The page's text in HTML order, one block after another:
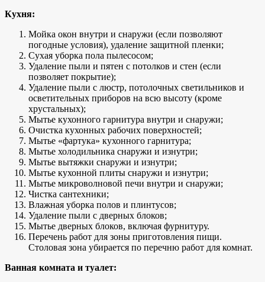
Кухня:
Мойка окон внутри и снаружи (если позволяют
погодные условия), удаление защитной пленки;
Сухая уборка пола пылесосом;
Удаление пыли и пятен с потолков и стен (если
позволяет покрытие);
Удаление пыли с люстр, потолочных светильников и
осветительных приборов на всю высоту (кроме
хрустальных);
Мытье кухонного гарнитура внутри и снаружи;
Очистка кухонных рабочих поверхностей;
Мытье «фартука» кухонного гарнитура;
Мытье холодильника снаружи и изнутри;
Мытье вытяжки снаружи и изнутри;
Мытье кухонной плиты снаружи и изнутри;
Мытье микроволновой печи внутри и снаружи;
Чистка сантехники;
Влажная уборка полов и плинтусов;
Удаление пыли с дверных блоков;
Мытье дверных блоков, включая фурнитуру.
Перечень работ для зоны приготовления пищи.
Столовая зона убирается по перечню работ для комнат.
Ванная комната и туалет: